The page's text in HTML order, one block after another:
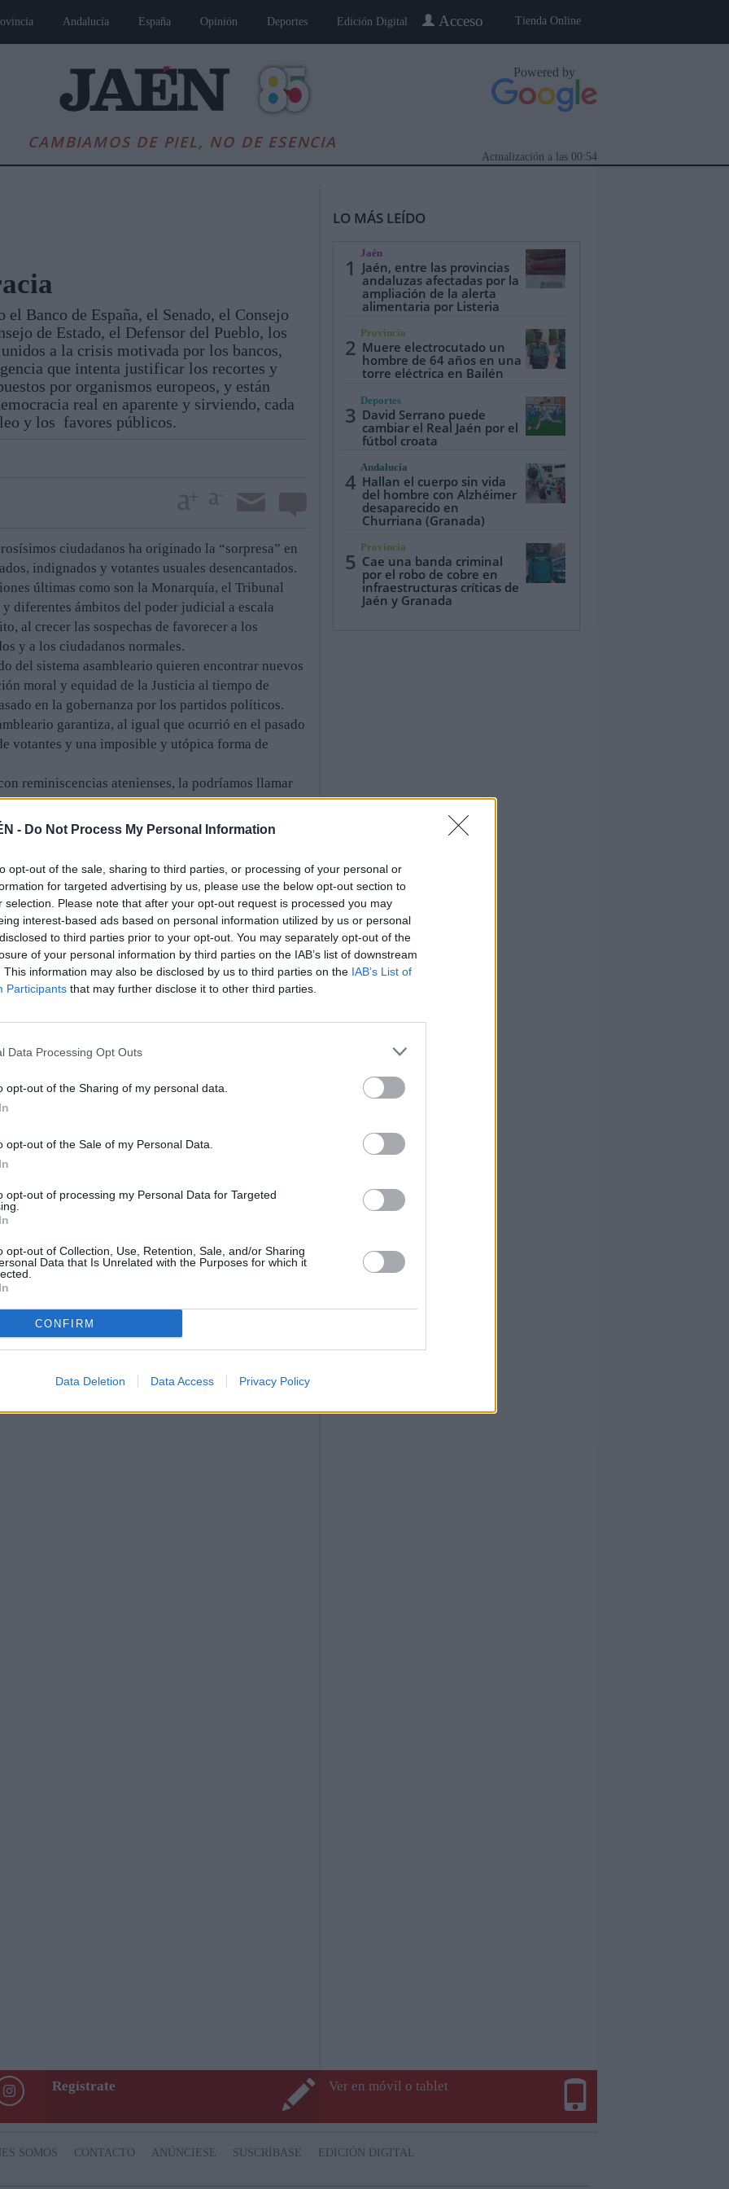
- Do Not Process My Personal Information
opt-out of the sale, sharing to third parties, or processing of your personal or
for targeted advertising by us, please use the below opt-out section to
selection. Please note that after your opt-out request is processed you may
interest-based ads based on personal information utilized by us or personal
to third parties prior to your opt-out. You may separately opt-out of the
of your personal information by third parties on the IAB’s list of downstream
This information may also be disclosed by us to third parties on the IAB’s List of
Participants that may further disclose it to other third parties.
Data Processing Opt Outs
opt-out of the Sharing of my personal data.
opt-out of the Sale of my Personal Data.
opt-out of processing my Personal Data for Targeted
opt-out of Collection, Use, Retention, Sale, and/or Sharing
Data that Is Unrelated with the Purposes for which it
CONFIRM
Data Deletion Data Access Privacy Policy
Tienda Online
Acceso
Andalucía España Opinión Deportes Edición Digital
CAMBIAMOS DE PIEL, NO DE ESENCIA
Powered by
00:54
Actualización a las
Andalucía Internacional Opinión Cultura Deportes Jaén, Pueblo a Pueblo Gente Especiales
Banco de España, el Senado, el Consejo
de Estado, el Defensor del Pueblo, los
a la crisis motivada por los bancos,
que intenta justificar los recortes y
por organismos europeos, y están
real en aparente y sirviendo, cada
y los favores públicos.
ciudadanos ha originado la “sorpresa” en
indignados y votantes usuales desencantados.
últimas como son la Monarquía, el Tribunal
diferentes ámbitos del poder judicial a escala
al crecer las sospechas de favorecer a los
y a los ciudadanos normales.
del sistema asambleario quieren encontrar nuevos
moral y equidad de la Justicia al tiempo de
en la gobernanza por los partidos políticos.
garantiza, al igual que ocurrió en el pasado
votantes y una imposible y utópica forma de
reminiscencias atenienses, la podríamos llamar
para la elección de líderes preparados por su
así las posibilidades de acierto en la
como Margaret Thatcher, la dama de hierro,
garante de una buena gestión en la parcela
a todos menos al expresidente Rodríguez
que esta ciencia se podría aprender en una tarde.
y experimentada cantera de líderes entre
de la presidencia de comunidades de vecinos,
en tanto que ya poseen la experiencia de
arduos como los que intentan resolver los
ello se matiza con poderes limitados en el
amén del control, antes y después de su
se gobernaría peor que lo que se hace ahora.
El porcentaje de ciudadanos corruptos sale
proponer utopías es gratis, como bien saben en
LO MÁS LEÍDO
1
Jaén
Jaén, entre las provincias
andaluzas afectadas por la
ampliación de la alerta
alimentaria por Listeria
2
Provincia
Muere electrocutado un
hombre de 64 años en una
torre eléctrica en Bailén
3
Deportes
David Serrano puede
cambiar el Real Jaén por el
fútbol croata
4
Andalucía
Hallan el cuerpo sin vida
del hombre con Alzhéimer
desaparecido en
Churriana (Granada)
5
Provincia
Cae una banda criminal
por el robo de cobre en
infraestructuras críticas de
Jaén y Granada
Regístrate Ver en móvil o tablet
SOMOS CONTACTO ANÚNCIESE SUSCRÍBASE EDICIÓN DIGITAL